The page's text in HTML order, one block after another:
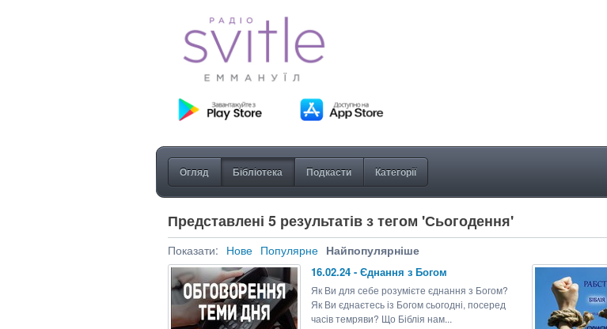
Огляд Бібліотека Подкасти Категорії
Представлені 5 результатів з тегом 'Сьогодення'
Показати: Нове Популярне Найпопулярніше
16.02.24 - Єднання з Богом
Як Ви для себе розумієте єднання з Богом?
Як Ви єднаєтесь із Богом сьогодні, посеред
часів темряви? Що Біблія нам...